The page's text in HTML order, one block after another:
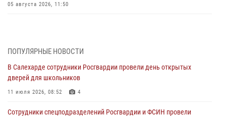
05 августа 2026, 11:50
03 августа 2026, 07:21 2
Генерал-полковник Юрий Аверин выступил на Всероссийском
молодёжном образовательном форуме «Территория смыслов»
03 августа 2026, 06:54
Директор Росгвардии Герой России генерал армии Виктор Золотов
ПОПУЛЯРНЫЕ НОВОСТИ
В Салехарде сотрудники Росгвардии провели день открытых
дверей для школьников
11 июля 2026, 08:52 4
Сотрудники спецподразделений Росгвардии и ФСИН провели